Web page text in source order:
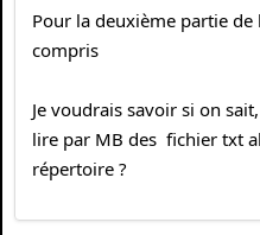
Pour la deuxième partie
compris
Je voudrais savoir si on
lire par MB des fichier txt
répertoire ?